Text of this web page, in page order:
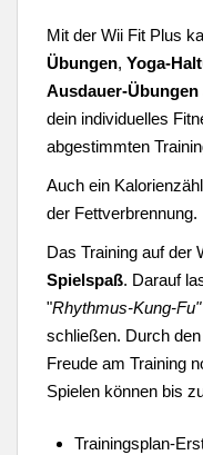
Mit der Wii Fit Plus
Übungen, Yoga-
Ausdauer-Übungen
dein individuelles
abgestimmten
Auch ein
der Fettverbrennung.
Das Training auf der
Spielspaß. Darauf
"Rhythmus-Kung-Fu"
schließen. Durch den
Freude am Training
Spielen können bis
Trainingsplan-